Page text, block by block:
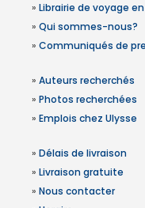
» Librairie de voyage
» Qui sommes-nous?
» Communiqués de
» Auteurs recherchés
» Photos recherchées
» Emplois chez Ulysse
» Délais de livraison
» Livraison gratuite
» Nous contacter